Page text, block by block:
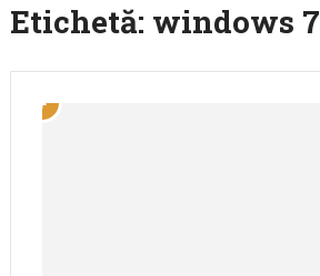
Etichetă: windows 7